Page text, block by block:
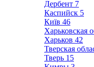
Дербент 7
Каспийск 5
Київ 46
Харьковская
Харьков 42
Тверская
Тверь 15